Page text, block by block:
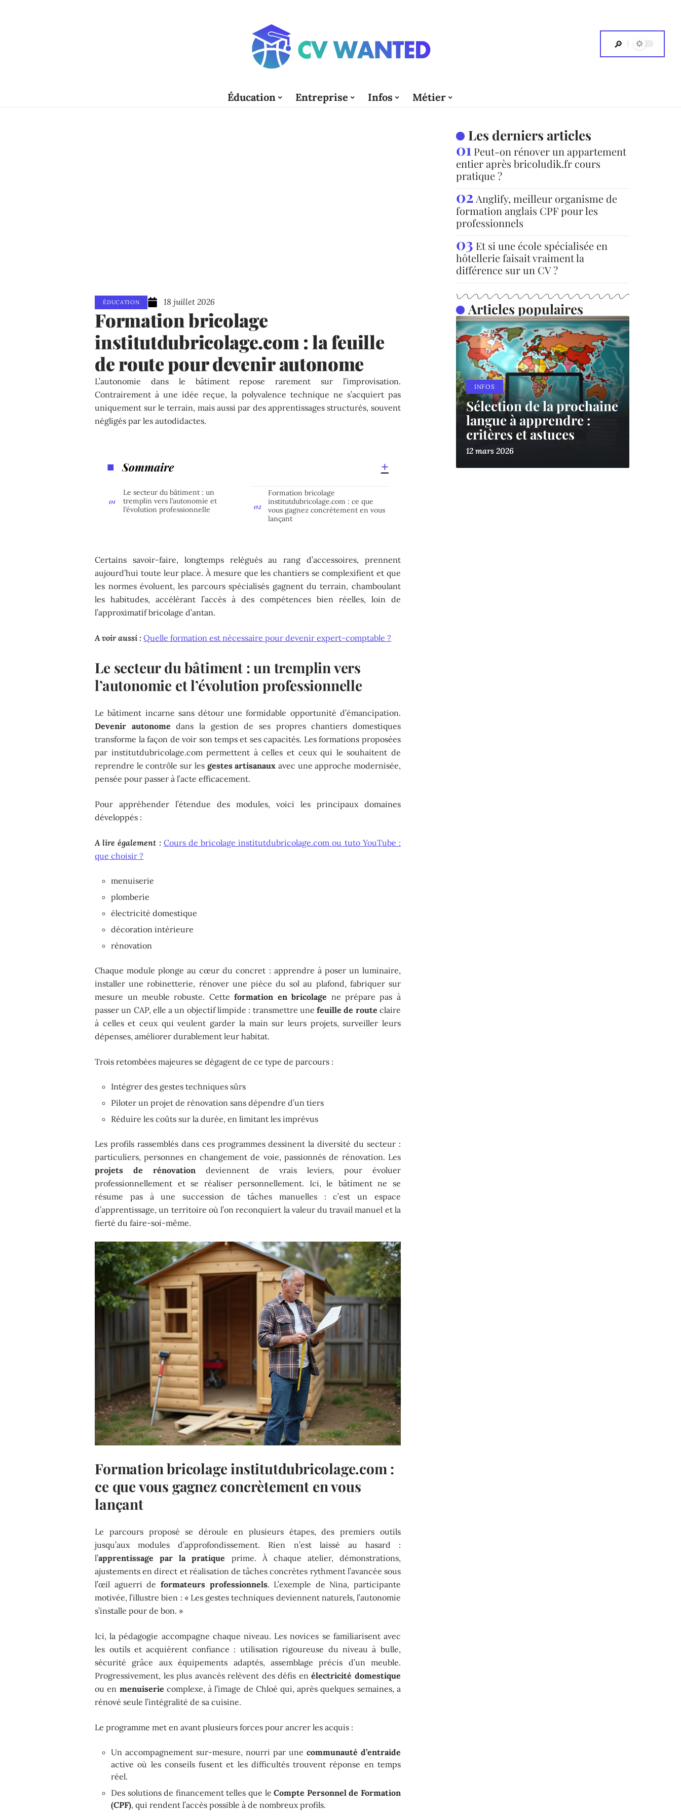
Éducation Entreprise Infos Métier
ÉDUCATION 18 juillet 2026
Formation bricolage
institutdubricolage.com : la feuille
de route pour devenir autonome
L’autonomie dans le bâtiment repose rarement sur l’improvisation.
Contrairement à une idée reçue, la polyvalence technique ne s’acquiert pas
uniquement sur le terrain, mais aussi par des apprentissages structurés, souvent
négligés par les autodidactes.
Sommaire
Le secteur du bâtiment : un
tremplin vers l’autonomie et
l’évolution professionnelle
Formation bricolage
institutdubricolage.com : ce que
vous gagnez concrètement en vous
lançant
Certains savoir-faire, longtemps relégués au rang d’accessoires, prennent
aujourd’hui toute leur place. À mesure que les chantiers se complexifient et que
les normes évoluent, les parcours spécialisés gagnent du terrain, chamboulant
les habitudes, accélérant l’accès à des compétences bien réelles, loin de
l’approximatif bricolage d’antan.
A voir aussi : Quelle formation est nécessaire pour devenir expert-comptable ?
Le secteur du bâtiment : un tremplin vers
l’autonomie et l’évolution professionnelle
Le bâtiment incarne sans détour une formidable opportunité d’émancipation.
Devenir autonome dans la gestion de ses propres chantiers domestiques
transforme la façon de voir son temps et ses capacités. Les formations proposées
par institutdubricolage.com permettent à celles et ceux qui le souhaitent de
reprendre le contrôle sur les gestes artisanaux avec une approche modernisée,
pensée pour passer à l’acte efficacement.
Pour appréhender l’étendue des modules, voici les principaux domaines
développés :
A lire également : Cours de bricolage institutdubricolage.com ou tuto YouTube :
que choisir ?
menuiserie
plomberie
électricité domestique
décoration intérieure
rénovation
Chaque module plonge au cœur du concret : apprendre à poser un luminaire,
installer une robinetterie, rénover une pièce du sol au plafond, fabriquer sur
mesure un meuble robuste. Cetteformation en bricolage ne prépare pas à
passer un CAP, elle a un objectif limpide : transmettre unefeuille de route claire
à celles et ceux qui veulent garder la main sur leurs projets, surveiller leurs
dépenses, améliorer durablement leur habitat.
Trois retombées majeures se dégagent de ce type de parcours :
Intégrer des gestes techniques sûrs
Piloter un projet de rénovation sans dépendre d’un tiers
Réduire les coûts sur la durée, en limitant les imprévus
Les profils rassemblés dans ces programmes dessinent la diversité du secteur :
particuliers, personnes en changement de voie, passionnés de rénovation. Les
projets de rénovation deviennent de vrais leviers, pour évoluer
professionnellement et se réaliser personnellement. Ici, le bâtiment ne se
résume pas à une succession de tâches manuelles : c’est un espace
d’apprentissage, un territoire où l’on reconquiert la valeur du travail manuel et la
fierté du faire-soi-même.
Formation bricolage institutdubricolage.com :
ce que vous gagnez concrètement en vous
lançant
Le parcours proposé se déroule en plusieurs étapes, des premiers outils
jusqu’aux modules d’approfondissement. Rien n’est laissé au hasard :
l’apprentissage par la pratique prime. À chaque atelier, démonstrations,
ajustements en direct et réalisation de tâches concrètes rythment l’avancée sous
l’œil aguerri de formateurs professionnels. L’exemple de Nina, participante
motivée, l’illustre bien : « Les gestes techniques deviennent naturels, l’autonomie
s’installe pour de bon. »
Ici, la pédagogie accompagne chaque niveau. Les novices se familiarisent avec
les outils et acquièrent confiance : utilisation rigoureuse du niveau à bulle,
sécurité grâce aux équipements adaptés, assemblage précis d’un meuble.
Progressivement, les plus avancés relèvent des défis enélectricité domestique
ou en menuiserie complexe, à l’image de Chloé qui, après quelques semaines, a
rénové seule l’intégralité de sa cuisine.
Le programme met en avant plusieurs forces pour ancrer les acquis :
Un accompagnement sur-mesure, nourri par une communauté d’entraide
active où les conseils fusent et les difficultés trouvent réponse en temps
réel.
Des solutions de financement telles que leCompte Personnel de Formation
(CPF), qui rendent l’accès possible à de nombreux profils.
Les derniers articles
Peut-on rénover un appartement
entier après bricoludik.fr cours
pratique ?
Anglify, meilleur organisme de
formation anglais CPF pour les
professionnels
Et si une école spécialisée en
hôtellerie faisait vraiment la
différence sur un CV ?
Articles populaires
INFOS
Sélection de la prochaine
langue à apprendre :
critères et astuces
12 mars 2026